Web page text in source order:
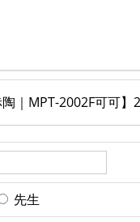
陶｜MPT-2002F可可
先生